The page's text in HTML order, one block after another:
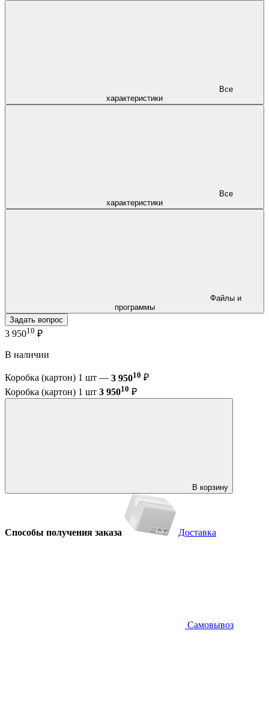
характеристики
характеристики
программы
Задать вопрос
3 95010 ₽
В наличии
Коробка (картон) 1 шт — 3 95010 ₽
Коробка (картон) 1 шт 3 95010 ₽
В корзину
Способы получения заказа Доставка
Самовывоз